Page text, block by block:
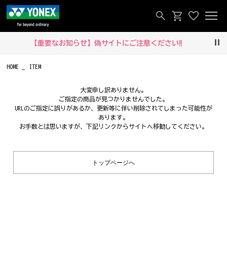
【重要なお知らせ】偽サイトにご注意ください‼
HOME ITEM
大変申し訳ありません。
ご指定の商品が見つかりませんでした。
URLのご指定に誤りがあるか、更新等に伴い削除されてしまった可能性が
あります。
お手数とは思いますが、下記リンクからサイトへ移動してください。
トップページへ